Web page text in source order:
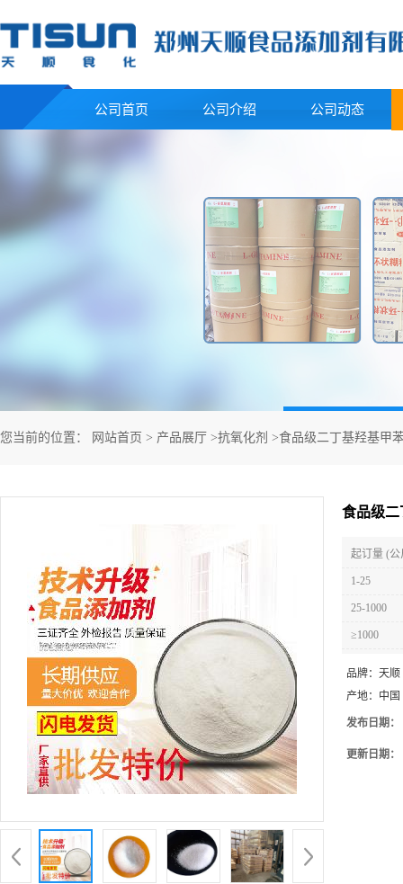
公司首页 公司介绍 公司动态
您当前的位置： 网站首页 > 产品展厅 >抗氧化剂 >食品级二丁基羟基甲
食品级二
起订量 (公
1-25
25-1000
≥1000
品牌： 天顺
产地： 中
发布日期：
更新日期：